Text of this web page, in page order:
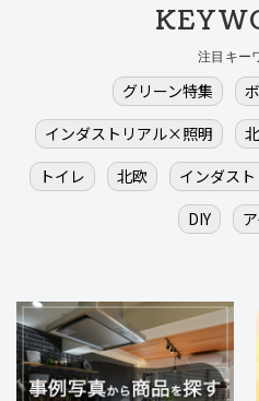
注目キー
グリーン特集
インダストリアル×照明
トイレ
北欧 インダス
DIY